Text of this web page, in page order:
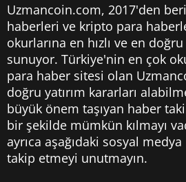
Uzmancoin.com, 2017'den
haberleri ve kripto para
okurlarına en hızlı ve en
sunuyor. Türkiye'nin en çok
para haber sitesi olan
doğru yatırım kararları
büyük önem taşıyan haber
bir şekilde mümkün kılmayı
ayrıca aşağıdaki sosyal
takip etmeyi unutmayın.